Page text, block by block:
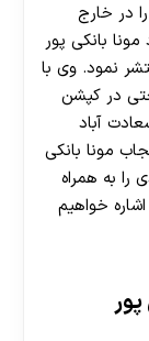
را در خارج
بانکی پور
نمود. وی با
در کپشن
آباد
مونا بانکی
را به همراه
خواهیم